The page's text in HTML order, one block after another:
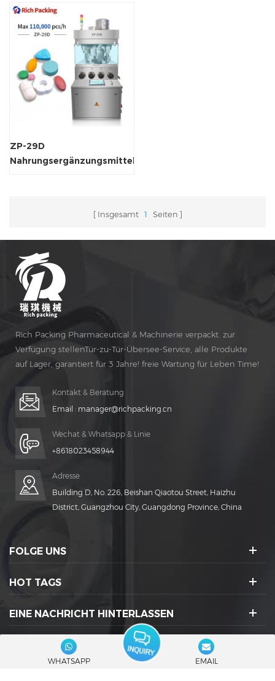
ZP-29D
Nahrungsergänzungsmittel-
Insgesamt 1 Seiten
Rich Packing Pharmaceutical & Machinerie verpackt. zur
Verfügung stellenTür-zu-Tür-Übersee-Service, alle Produkte
auf Lager, garantiert für 3 Jahre! freie Wartung für Leben Time!
Kontakt & Beratung
Email : manager@richpacking.cn
Wechat & Whatsapp & Linie
+8618023458944
Adresse
Building D, No. 226, Beishan Qiaotou Street, Haizhu
District, Guangzhou City, Guangdong Province, China
FOLGE UNS
HOT TAGS
EINE NACHRICHT HINTERLASSEN
SOZIALE IKONEN :
WHATSAPP EMAIL